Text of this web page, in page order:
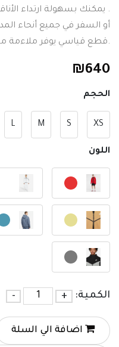
. يمكنك بسهولة ارتداء
أو السفر في جميع أنحاء
.قطع قياسي يوفر ملاءمة
₪640
الحجم
XS
S
M
L
اللون
الكمية: +
-
اضافة الي السلة